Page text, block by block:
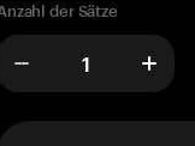
der Sätze